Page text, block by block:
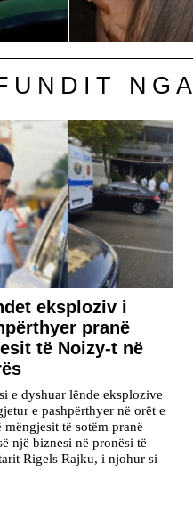
NGA
eksploziv i
pranë
të Noizy-t në
e dyshuar lënde eksplozive
e pashpërthyer në orët e
mëngjesit të sotëm pranë
një biznesi në pronësi të
Rigels Rajku, i njohur si